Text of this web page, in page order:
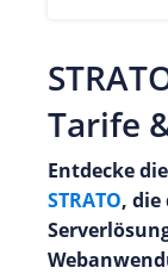
Tarife
Entdecke
STRATO,